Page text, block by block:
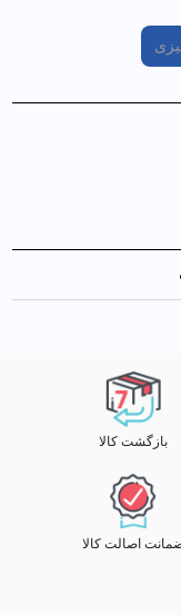
بازگشت کالا
اصالت کالا